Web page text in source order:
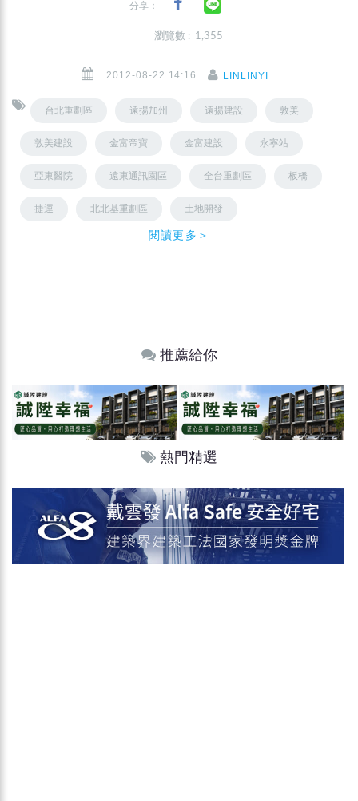
分享：
瀏覽數 : 1,355
2012-08-22 14:16 LINLINYI
台北重劃區 遠揚加州 遠揚建設 敦美
敦美建設 金富帝寶 金富建設 永寧站
亞東醫院 遠東通訊園區 全台重劃區 板橋
捷運 北北基重劃區 土地開發
閱讀更多＞
推薦給你
熱門精選